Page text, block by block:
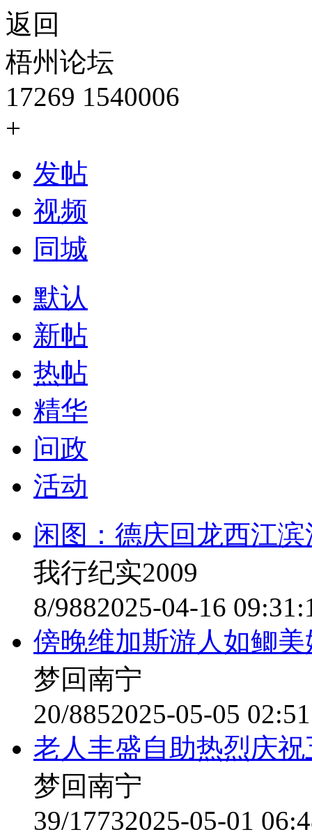
返回
梧州论坛
17269 1540006
+
发帖
视频
同城
默认
新帖
热帖
精华
问政
活动
闲图：德庆回龙西江
我行纪实2009
8/9882025-04-16
傍晚维加斯游人如鲫美
梦回南宁
20/8852025-05-05
老人丰盛自助热烈庆
梦回南宁
39/17732025-05-01